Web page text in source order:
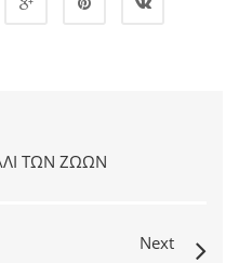
ΤΩΝ ΖΏΩΝ
Next